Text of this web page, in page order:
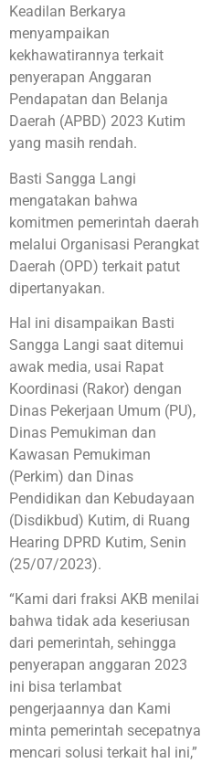
Keadilan Berkarya
menyampaikan
kekhawatirannya terkait
penyerapan Anggaran
Pendapatan dan Belanja
Daerah (APBD) 2023 Kutim
yang masih rendah.
Basti Sangga Langi
mengatakan bahwa
komitmen pemerintah daerah
melalui Organisasi Perangkat
Daerah (OPD) terkait patut
dipertanyakan.
Hal ini disampaikan Basti
Sangga Langi saat ditemui
awak media, usai Rapat
Koordinasi (Rakor) dengan
Dinas Pekerjaan Umum (PU),
Dinas Pemukiman dan
Kawasan Pemukiman
(Perkim) dan Dinas
Pendidikan dan Kebudayaan
(Disdikbud) Kutim, di Ruang
Hearing DPRD Kutim, Senin
(25/07/2023).
“Kami dari fraksi AKB menilai
bahwa tidak ada keseriusan
dari pemerintah, sehingga
penyerapan anggaran 2023
ini bisa terlambat
pengerjaannya dan Kami
minta pemerintah secepatnya
mencari solusi terkait hal ini,”